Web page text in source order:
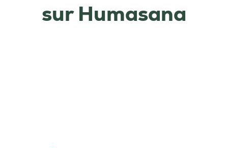
sur Humasana